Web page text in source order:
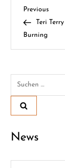
B
e
t
r
g
Previous
Post
Previous
Teri
Burning
Suchen
News